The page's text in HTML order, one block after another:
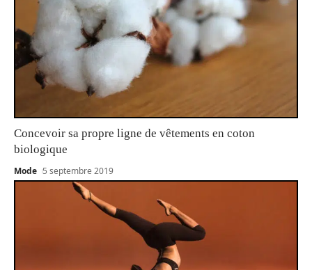
Concevoir sa propre ligne de vêtements en coton
biologique
Mode 5 septembre 2019